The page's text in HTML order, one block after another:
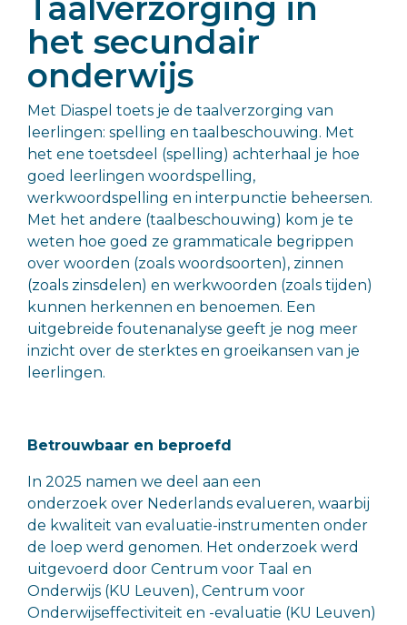
Basisonderwijs >>
gezonde,
positieve
Taalverzorging in
het secundair
onderwijs
Met Diaspel toets je de taalverzorging van
leerlingen: spelling en taalbeschouwing. Met
het ene toetsdeel (spelling) achterhaal je hoe
goed leerlingen woordspelling,
werkwoordspelling en interpunctie beheersen.
Met het andere (taalbeschouwing) kom je te
weten hoe goed ze grammaticale begrippen
over woorden (zoals woordsoorten), zinnen
(zoals zinsdelen) en werkwoorden (zoals tijden)
kunnen herkennen en benoemen. Een
uitgebreide foutenanalyse geeft je nog meer
inzicht over de sterktes en groeikansen van je
leerlingen.
Betrouwbaar en beproefd
In 2025 namen we deel aan een
onderzoek over Nederlands evalueren, waarbij
de kwaliteit van evaluatie-instrumenten onder
de loep werd genomen. Het onderzoek werd
uitgevoerd door Centrum voor Taal en
Onderwijs (KU Leuven), Centrum voor
Onderwijseffectiviteit en -evaluatie (KU Leuven)